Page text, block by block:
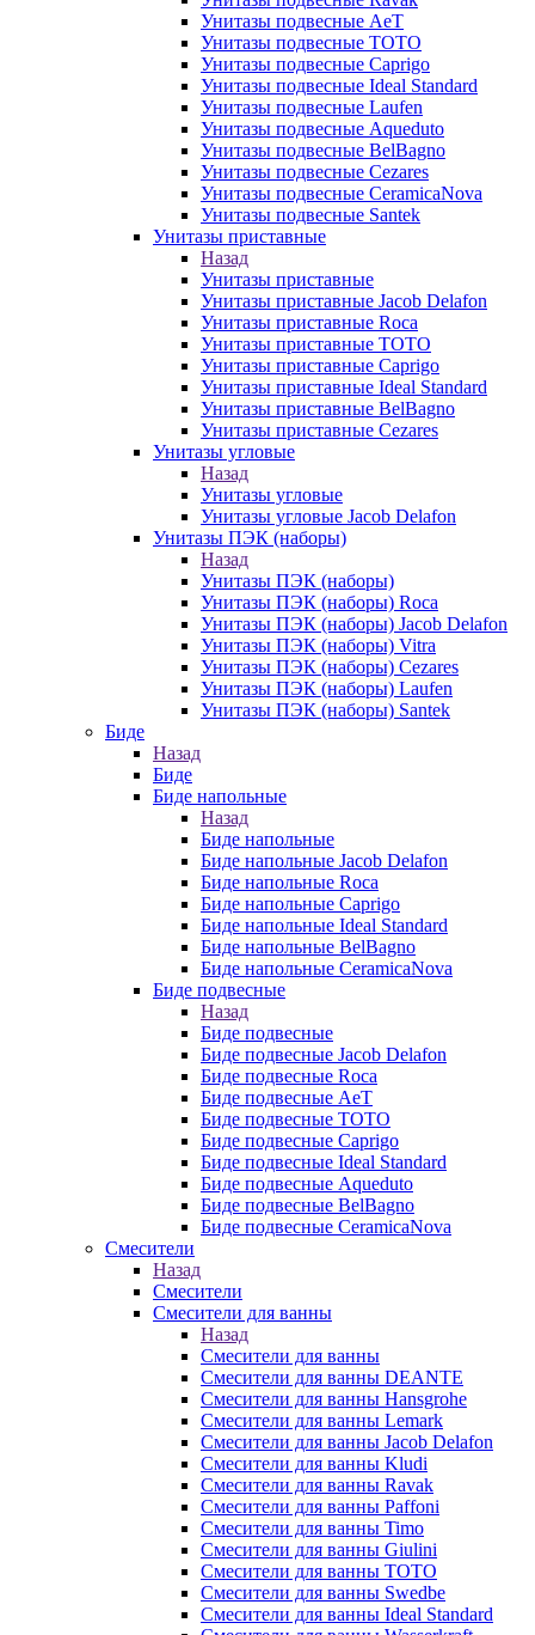
Унитазы подвесные AeT
Унитазы подвесные TOTO
Унитазы подвесные Caprigo
Унитазы подвесные Ideal Standard
Унитазы подвесные Laufen
Унитазы подвесные Aqueduto
Унитазы подвесные BelBagno
Унитазы подвесные Cezares
Унитазы подвесные CeramicaNova
Унитазы подвесные Santek
Унитазы приставные
Назад
Унитазы приставные
Унитазы приставные Jacob Delafon
Унитазы приставные Roca
Унитазы приставные TOTO
Унитазы приставные Caprigo
Унитазы приставные Ideal Standard
Унитазы приставные BelBagno
Унитазы приставные Cezares
Унитазы угловые
Назад
Унитазы угловые
Унитазы угловые Jacob Delafon
Унитазы ПЭК (наборы)
Назад
Унитазы ПЭК (наборы)
Унитазы ПЭК (наборы) Roca
Унитазы ПЭК (наборы) Jacob Delafon
Унитазы ПЭК (наборы) Vitra
Унитазы ПЭК (наборы) Cezares
Унитазы ПЭК (наборы) Laufen
Унитазы ПЭК (наборы) Santek
Биде
Назад
Биде
Биде напольные
Назад
Биде напольные
Биде напольные Jacob Delafon
Биде напольные Roca
Биде напольные Caprigo
Биде напольные Ideal Standard
Биде напольные BelBagno
Биде напольные CeramicaNova
Биде подвесные
Назад
Биде подвесные
Биде подвесные Jacob Delafon
Биде подвесные Roca
Биде подвесные AeT
Биде подвесные TOTO
Биде подвесные Caprigo
Биде подвесные Ideal Standard
Биде подвесные Aqueduto
Биде подвесные BelBagno
Биде подвесные CeramicaNova
Смесители
Назад
Смесители
Смесители для ванны
Назад
Смесители для ванны
Смесители для ванны DEANTE
Смесители для ванны Hansgrohe
Смесители для ванны Lemark
Смесители для ванны Jacob Delafon
Смесители для ванны Kludi
Смесители для ванны Ravak
Смесители для ванны Paffoni
Смесители для ванны Timo
Смесители для ванны Giulini
Смесители для ванны TOTO
Смесители для ванны Swedbe
Смесители для ванны Ideal Standard